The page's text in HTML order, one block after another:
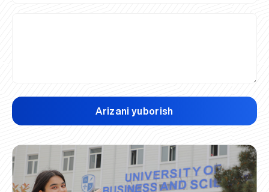
Arizani yuborish